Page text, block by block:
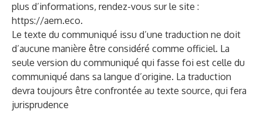
plus d’informations, rendez-vous sur le site :
https://aem.eco.
Le texte du communiqué issu d’une traduction ne doit
d’aucune manière être considéré comme officiel. La
seule version du communiqué qui fasse foi est celle du
communiqué dans sa langue d’origine. La traduction
devra toujours être confrontée au texte source, qui fera
jurisprudence